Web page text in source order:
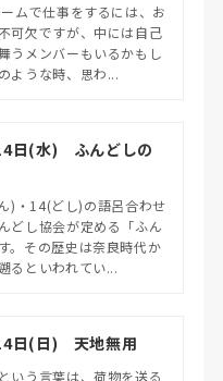
ムで仕事をするには、お
可欠ですが、中には自己
うメンバーもいるかもし
ような時、思わ...
日(水) ふんどしの
)・14(どし)の語呂合わせ
どし協会が定める「ふん
。その歴史は奈良時代か
るといわれてい...
日(日) 天地無用
いう言葉は、荷物を送る